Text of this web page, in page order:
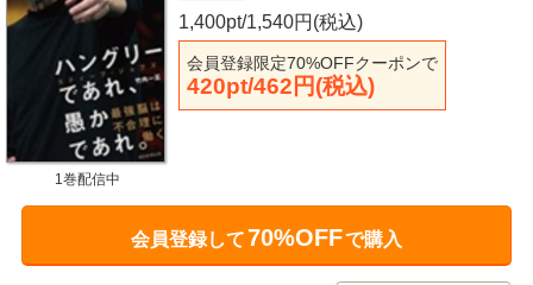
1,400pt/1,540円(税込)
会員登録限定70%OFFクーポンで
420pt/462円(税込)
1巻配信中
会員登録して70%OFFで購入